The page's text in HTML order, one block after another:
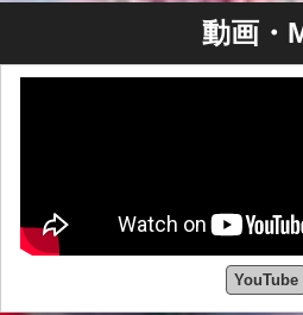
動画・
YouTube